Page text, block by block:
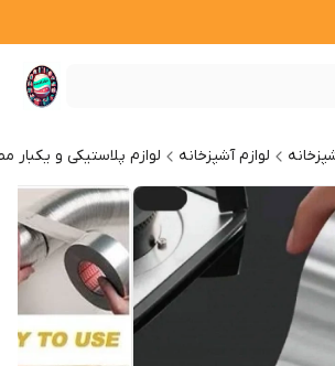
لوازم آشپزخانه لوازم پلاستیکی و یکبار